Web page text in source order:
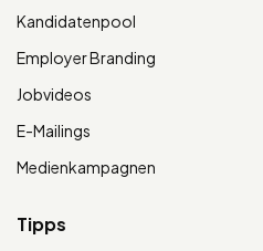
Kandidatenpool
Employer Branding
Jobvideos
E-Mailings
Medienkampagnen
Tipps